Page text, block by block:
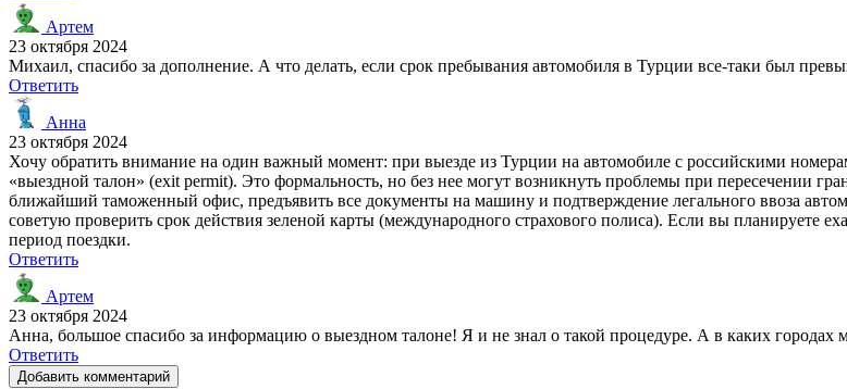
Артем
23 октября 2024
Михаил, спасибо за дополнение. А что делать, если срок пребывания автомобиля в Турции все-таки был
Ответить
Анна
23 октября 2024
Хочу обратить внимание на один важный момент: при выезде из Турции на автомобиле с российскими
«выездной талон» (exit permit). Это формальность, но без нее могут возникнуть проблемы при пересечении
ближайший таможенный офис, предъявить все документы на машину и подтверждение легального ввоза
советую проверить срок действия зеленой карты (международного страхового полиса). Если вы планируете
период поездки.
Ответить
Артем
23 октября 2024
Анна, большое спасибо за информацию о выездном талоне! Я и не знал о такой процедуре. А в каких городах
Ответить
Добавить комментарий